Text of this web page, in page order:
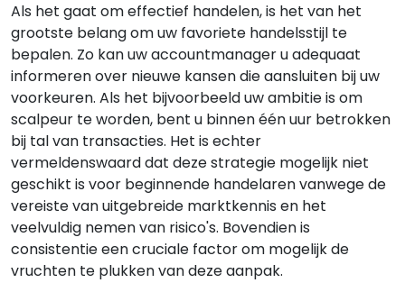
Als het gaat om effectief handelen, is het van het
grootste belang om uw favoriete handelsstijl te
bepalen. Zo kan uw accountmanager u adequaat
informeren over nieuwe kansen die aansluiten bij uw
voorkeuren. Als het bijvoorbeeld uw ambitie is om
scalpeur te worden, bent u binnen één uur betrokken
bij tal van transacties. Het is echter
vermeldenswaard dat deze strategie mogelijk niet
geschikt is voor beginnende handelaren vanwege de
vereiste van uitgebreide marktkennis en het
veelvuldig nemen van risico's. Bovendien is
consistentie een cruciale factor om mogelijk de
vruchten te plukken van deze aanpak.